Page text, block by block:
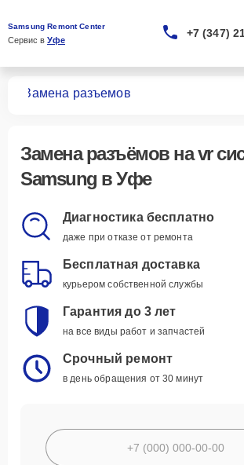
Samsung Remont Center
Сервис в Уфе
+7 (347)
Замена разъемов
Замена разъёмовна vr
Samsung в Уфе
Диагностика бесплатно
даже при отказе от ремонта
Бесплатная доставка
курьером собственной службы
Гарантия до 3 лет
на все виды работ и запчастей
Срочный ремонт
в день обращения от 30 минут